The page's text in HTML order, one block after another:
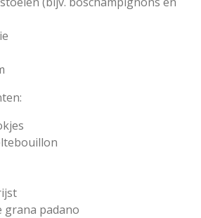
grana padano